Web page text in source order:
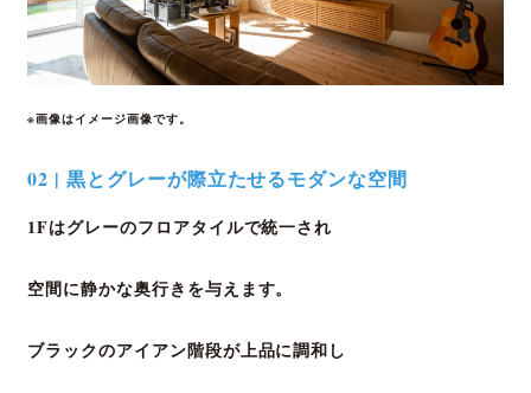
※画像はイメージ画像です。
02 | 黒とグレーが際立たせるモダンな空間
1Fはグレーのフロアタイルで統一され
空間に静かな奥行きを与えます。
ブラックのアイアン階段が上品に調和し